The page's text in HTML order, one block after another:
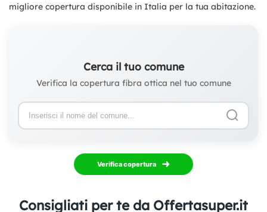
migliore copertura disponibile in Italia per la tua abitazione.
Cerca il tuo comune
Verifica la copertura fibra ottica nel tuo comune
Verifica copertura
Consigliati per te da Offertasuper.it